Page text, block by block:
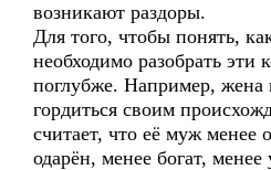
возникают раздоры.
Для того, чтобы понять,
необходимо разобрать эти
поглубже. Например, жена
гордиться своим
считает, что её муж менее
одарён, менее богат,